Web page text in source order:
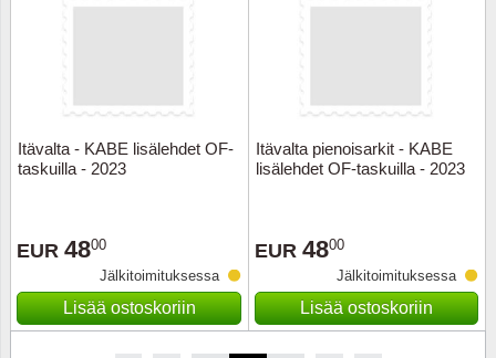
Itävalta - KABE lisälehdet OF-
taskuilla - 2023
EUR 4800
Jälkitoimituksessa
Lisää ostoskoriin
Itävalta pienoisarkit - KABE
lisälehdet OF-taskuilla - 2023
EUR 4800
Jälkitoimituksessa
Lisää ostoskoriin